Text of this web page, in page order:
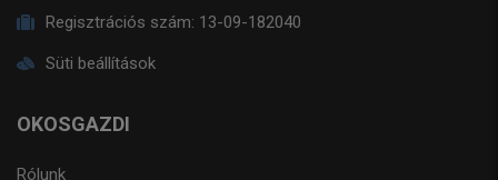
Regisztrációs szám: 13-09-182040
Süti beállítások
OKOSGAZDI
Rólunk